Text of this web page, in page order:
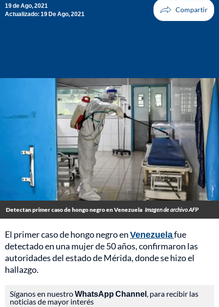
19 de Ago, 2021
Actualizado: 19 De Ago, 2021
Detectan primer caso de hongo negro en Venezuela Imagen de archivo AFP
El primer caso de hongo negro enVenezuelafue
detectado en una mujer de 50 años, confirmaron las
autoridades del estado de Mérida, donde se hizo el
hallazgo.
Síganos en nuestroWhatsApp Channel, para recibir las
noticias de mayor interés